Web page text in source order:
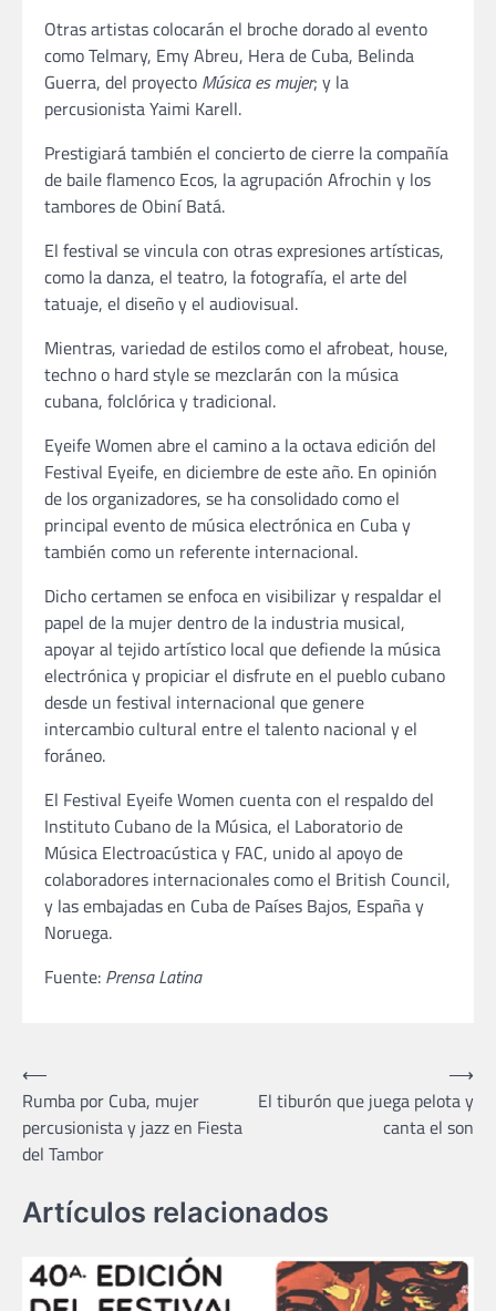
Otras artistas colocarán el broche dorado al evento
como Telmary, Emy Abreu, Hera de Cuba, Belinda
Guerra, del proyecto Música es mujer; y la
percusionista Yaimi Karell.
Prestigiará también el concierto de cierre la compañía
de baile flamenco Ecos, la agrupación Afrochin y los
tambores de Obiní Batá.
El festival se vincula con otras expresiones artísticas,
como la danza, el teatro, la fotografía, el arte del
tatuaje, el diseño y el audiovisual.
Mientras, variedad de estilos como el afrobeat, house,
techno o hard style se mezclarán con la música
cubana, folclórica y tradicional.
Eyeife Women abre el camino a la octava edición del
Festival Eyeife, en diciembre de este año. En opinión
de los organizadores, se ha consolidado como el
principal evento de música electrónica en Cuba y
también como un referente internacional.
Dicho certamen se enfoca en visibilizar y respaldar el
papel de la mujer dentro de la industria musical,
apoyar al tejido artístico local que defiende la música
electrónica y propiciar el disfrute en el pueblo cubano
desde un festival internacional que genere
intercambio cultural entre el talento nacional y el
foráneo.
El Festival Eyeife Women cuenta con el respaldo del
Instituto Cubano de la Música, el Laboratorio de
Música Electroacústica y FAC, unido al apoyo de
colaboradores internacionales como el British Council,
y las embajadas en Cuba de Países Bajos, España y
Noruega.
Fuente: Prensa Latina
Navegación
de
entradas
⟵
Rumba por Cuba, mujer
percusionista y jazz en Fiesta
del Tambor
El tiburón que juega pelota y
canta el son
⟶
Artículos relacionados